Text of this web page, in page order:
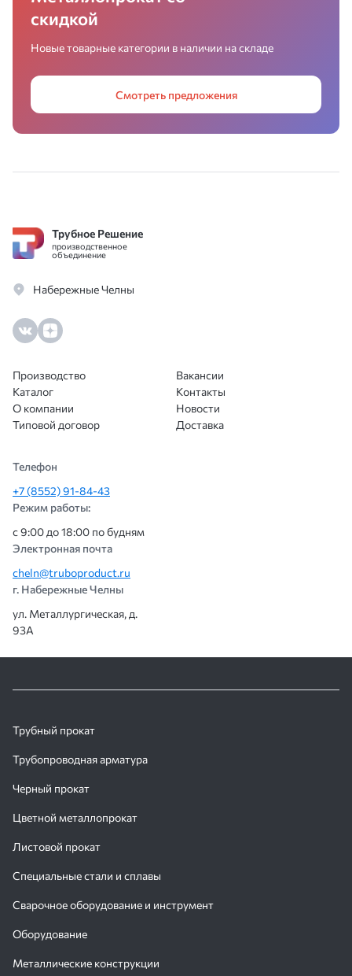
скидкой
Новые товарные категории в наличии на складе
Смотреть предложения
Трубное Решение
производственное
объединение
Набережные Челны
Производство
Каталог
О компании
Типовой договор
Вакансии
Контакты
Новости
Доставка
Телефон
+7 (8552) 91-84-43
Режим работы:
с 9:00 до 18:00 по будням
Электронная почта
cheln@truboproduct.ru
г. Набережные Челны
ул. Металлургическая, д.
93А
Трубный прокат
Трубопроводная арматура
Черный прокат
Цветной металлопрокат
Листовой прокат
Специальные стали и сплавы
Сварочное оборудование и инструмент
Оборудование
Металлические конструкции